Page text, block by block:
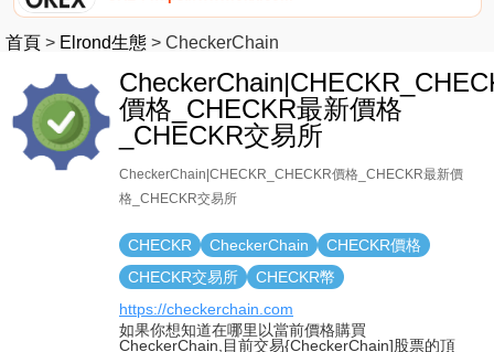
首頁 > Elrond生態 > CheckerChain
價格_CHECKR最新價格
_CHECKR交易所
CheckerChain|CHECKR_CHECKR價格_CHECKR最新價
格_CHECKR交易所
CHECKR CheckerChain
CHECKR價格
CHECKR交易所
CHECKR幣
https://checkerchain.com
如果你想知道在哪里以當前價格購買
CheckerChain,目前交易{CheckerChain]股票的頂